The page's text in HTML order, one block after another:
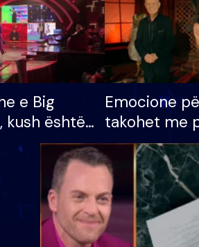
e Big
kush është
lë shtëpinë
për
e madh
Emocione
takohet me
vajzën dhe
S’kemi
apo jo?